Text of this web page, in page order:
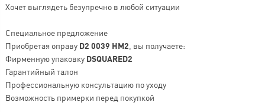
Хочет выглядеть безупречно в любой ситуации
Специальное предложение
Приобретая оправу D2 0039 HM2 , вы получаете:
Фирменную упаковку DSQUARED2
Гарантийный талон
Профессиональную консультацию по уходу
Возможность примерки перед покупкой